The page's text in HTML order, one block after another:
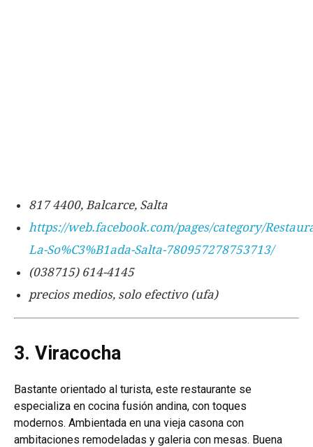
817 4400, Balcarce, Salta
https://web.facebook.com/pages/category/
La-So%C3%B1ada-Salta-780957278753713/
(038715) 614-4145
precios medios, solo efectivo (ufa)
3. Viracocha
Bastante orientado al turista, este restaurante se
especializa en cocina fusión andina, con toques
modernos. Ambientada en una vieja casona con
ambitaciones remodeladas y galeria con mesas. Buena